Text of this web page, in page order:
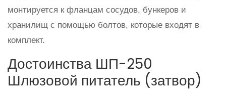
монтируется к фланцам сосудов, бункеров и
хранилищ с помощью болтов, которые входят в
комплект.
Достоинства ШП-250
Шлюзовой питатель (затвор)